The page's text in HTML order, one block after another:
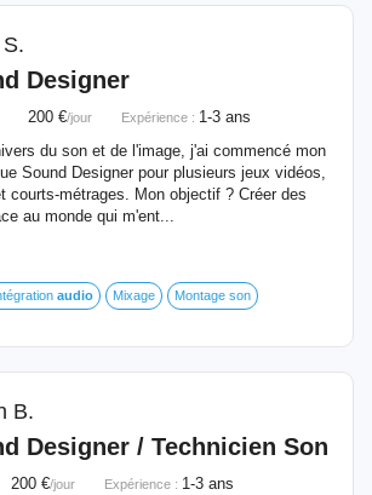
Designer
200 €/jour Expérience : 1-3 ans
du son et de l'image, j'ai commencé mon
Sound Designer pour plusieurs jeux vidéos,
courts-métrages. Mon objectif ? Créer des
au monde qui m'ent...
audio Mixage Montage son
B.
Designer / Technicien Son
€/jour Expérience : 1-3 ans